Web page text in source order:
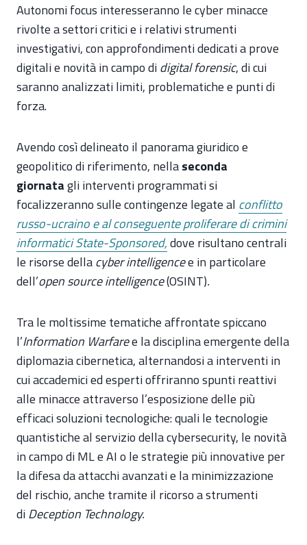
Autonomi focus interesseranno le cyber minacce
rivolte a settori critici e i relativi strumenti
investigativi, con approfondimenti dedicati a prove
digitali e novità in campo didigital forensic, di cui
saranno analizzati limiti, problematiche e punti di
forza.
Avendo così delineato il panorama giuridico e
geopolitico di riferimento, nellaseconda
giornatagli interventi programmati si
focalizzeranno sulle contingenze legate al conflitto
russo-ucraino e al conseguente proliferare di crimini
informatici State-Sponsored,dove risultano centrali
le risorse dellacyber intelligencee in particolare
dell’open source intelligence(OSINT).
Tra le moltissime tematiche affrontate spiccano
l’Information Warfaree la disciplina emergente della
diplomazia cibernetica, alternandosi a interventi in
cui accademici ed esperti offriranno spunti reattivi
alle minacce attraverso l’esposizione delle più
efficaci soluzioni tecnologiche: quali le tecnologie
quantistiche al servizio della cybersecurity, le novità
in campo di ML e AI o le strategie più innovative per
la difesa da attacchi avanzati e la minimizzazione
del rischio, anche tramite il ricorso a strumenti
diDeception Technology.